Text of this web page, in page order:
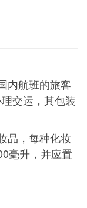
航班的旅客
交运，其包装
，每种化妆
毫升，并应置